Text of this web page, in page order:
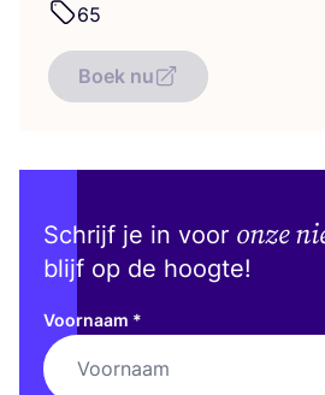
65
Boek nu
Schrijf je in voor onze
blijf op de hoogte!
Voornaam *